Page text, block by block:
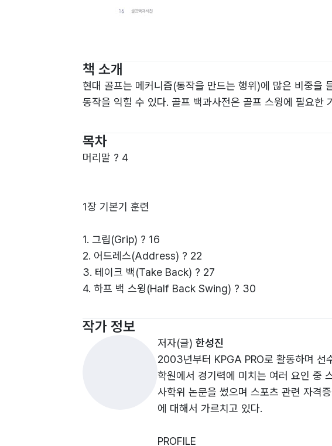
책 소개
현대 골프는 메커니즘(동작을 만드는 행위)에 많은 비중을
동작을 익힐 수 있다. 골프 백과사전은 골프 스윙에 필요한
목차
머리말 ? 4
1장 기본기 훈련
1. 그립(Grip) ? 16
2. 어드레스(Address) ? 22
3. 테이크 백(Take Back) ? 27
4. 하프 백 스윙(Half Back Swing) ? 30
6. 다운 스윙(Down Swing) ? 34
7. 임팩트(Impact) ? 36
8. 팔로우 스루(Follow Through) ? 38
9. 피니쉬(Finish) ? 41
작가 정보
저자(글) 한성진
2003년부터 KPGA PRO로 활동하며 선
학원에서 경기력에 미치는 여러 요인 중
사학위 논문을 썼으며 스포츠 관련 자격
에 대해서 가르치고 있다.
PROFILE